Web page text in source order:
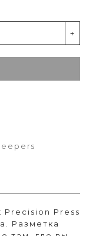
+
Press
Разметка